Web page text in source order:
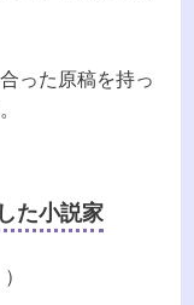
った原稿を持っ
た小説家